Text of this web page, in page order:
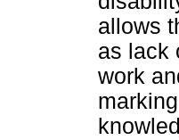
allows
as lack
work